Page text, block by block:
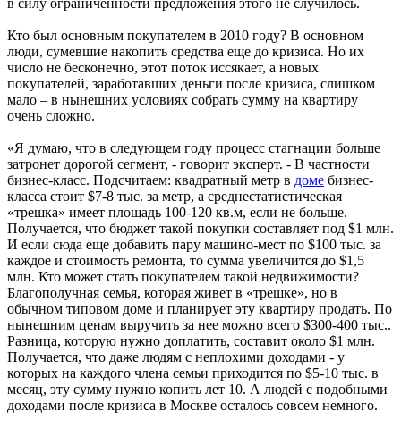
Кто был основным покупателем в 2010 году? В основном
люди, сумевшие накопить средства еще до кризиса. Но их
число не бесконечно, этот поток иссякает, а новых
покупателей, заработавших деньги после кризиса, слишком
мало – в нынешних условиях собрать сумму на квартиру
очень сложно.
«Я думаю, что в следующем году процесс стагнации больше
затронет дорогой сегмент, - говорит эксперт. - В частности
бизнес-класс. Подсчитаем: квадратный метр в доме бизнес-
класса стоит $7-8 тыс. за метр, а среднестатистическая
«трешка» имеет площадь 100-120 кв.м, если не больше.
Получается, что бюджет такой покупки составляет под $1 млн.
И если сюда еще добавить пару машино-мест по $100 тыс. за
каждое и стоимость ремонта, то сумма увеличится до $1,5
млн. Кто может стать покупателем такой недвижимости?
Благополучная семья, которая живет в «трешке», но в
обычном типовом доме и планирует эту квартиру продать. По
нынешним ценам выручить за нее можно всего $300-400 тыс..
Разница, которую нужно доплатить, составит около $1 млн.
Получается, что даже людям с неплохими доходами - у
которых на каждого члена семьи приходится по $5-10 тыс. в
месяц, эту сумму нужно копить лет 10. А людей с подобными
доходами после кризиса в Москве осталось совсем немного.